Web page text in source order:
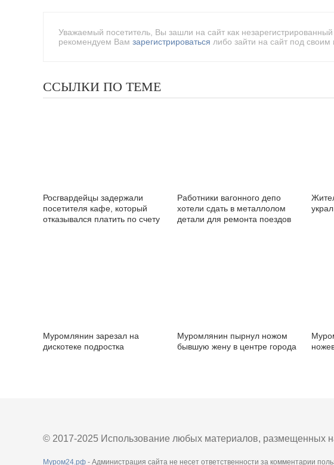
Уважаемый посетитель, Вы зашли на сайт как
рекомендуем Вам зарегистрироваться либо зайти на сайт под своим
ССЫЛКИ ПО ТЕМЕ
Росгвардейцы задержали
посетителя кафе, который
отказывался платить по счету
Работники вагонного депо
хотели сдать в металлолом
детали для ремонта поездов
Муромлянин зарезал на
дискотеке подростка
Муромлянин пырнул ножом
бывшую жену в центре города
© 2017-2025 Использование любых материалов, размещенных
Муром24.рф - Администрация сайта не несет ответственности за комментарии